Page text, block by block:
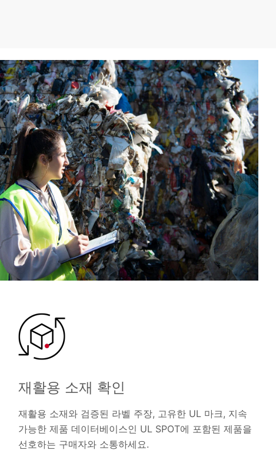
재활용 소재 확인
재활용 소재와 검증된 라벨 주장, 고유한 UL 마크, 지속
가능한 제품 데이터베이스인 UL SPOT에 포함된 제품을
선호하는 구매자와 소통하세요.